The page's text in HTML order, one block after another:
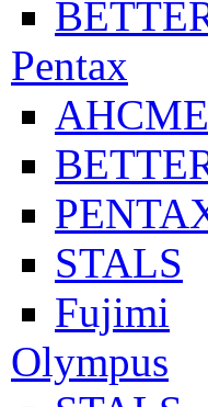
Pentax
STALS
Fujimi
Olympus